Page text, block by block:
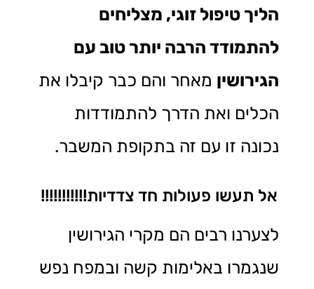
הליך טיפול זוגי, מצליחים
להתמודד הרבה יותר טוב עם
הגירושין מאחר והם כבר קיבלו את
הכלים ואת הדרך להתמודדות
נכונה זו עם זה בתקופת המשבר.
אל תעשו פעולות חד צדדיות!!!!!!!!!!!
לצערנו רבים הם מקרי הגירושין
שנגמרו באלימות קשה ובמפח נפש